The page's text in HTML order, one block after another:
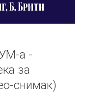
а -
за
снимак)